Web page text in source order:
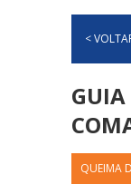
<
GUIA
QUEIMA